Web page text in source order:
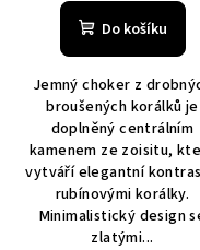
Do košíku
Jemný choker z
broušených korálků je
doplněný centrálním
kamenem ze zoisitu,
vytváří elegantní
rubínovými korálky.
Minimalistický design
zlatými...